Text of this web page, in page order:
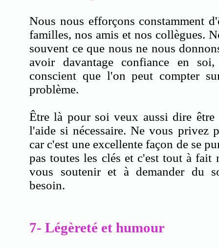
Nous nous efforçons constamment
familles, nos amis et nos collègues.
souvent ce que nous ne nous
avoir davantage confiance en
conscient que l'on peut compter
problème.
Être là pour soi veux aussi dire être
l'aide si nécessaire. Ne vous privez
car c'est une excellente façon de se
pas toutes les clés et c'est tout à fait
vous soutenir et à demander du
besoin.
7- Légèreté et humour